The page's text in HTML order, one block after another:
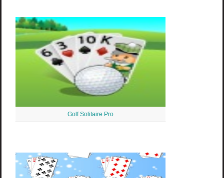
Golf Solitaire Pro